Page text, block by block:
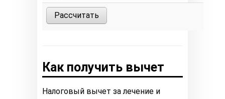
Рассчитать
Как получить вычет
Налоговый вычет за лечение и